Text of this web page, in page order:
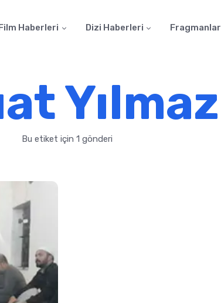
Haberleri Dizi Haberleri Fragmanlar
Yılmaz
Bu etiket için 1 gönderi